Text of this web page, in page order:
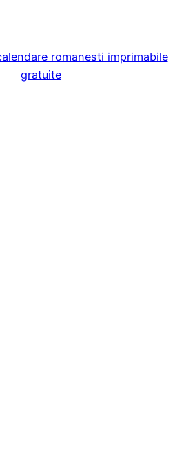
romanesti imprimabile
gratuite